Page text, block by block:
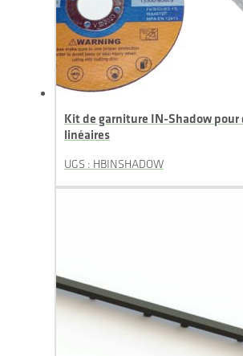
Kit de garniture IN-Shadow pour
linéaires
UGS : HBINSHADOW